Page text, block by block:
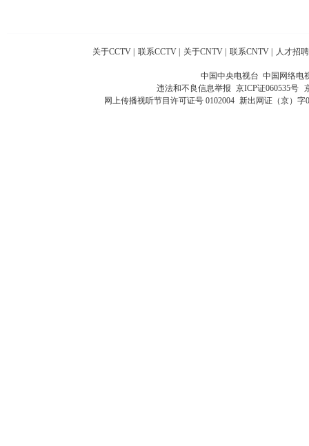
关于CCTV | 联系CCTV | 关于CNTV | 联系CNTV | 人才招聘
中国中央电视台 中国网络电
违法和不良信息举报 京ICP证060535号
网上传播视听节目许可证号 0102004 新出网证（京）